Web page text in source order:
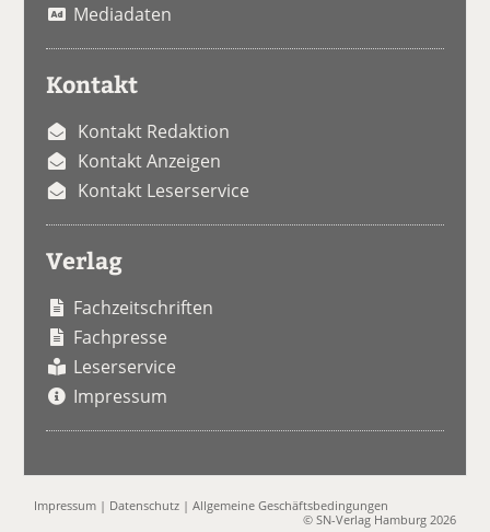
Mediadaten
Kontakt
Kontakt Redaktion
Kontakt Anzeigen
Kontakt Leserservice
Verlag
Fachzeitschriften
Fachpresse
Leserservice
Impressum
Impressum | Datenschutz |Allgemeine Geschäftsbedingungen
© SN-Verlag Hamburg 2026